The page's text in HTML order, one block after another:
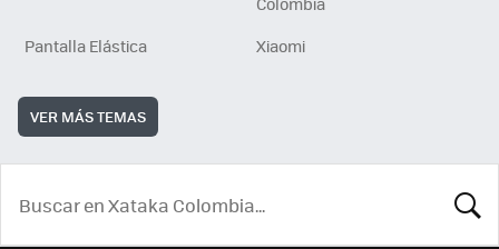
Pantalla Elástica
Xiaomi
VER MÁS TEMAS